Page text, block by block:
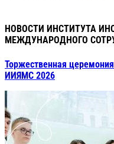
НОВОСТИ ИНСТИТУТА
МЕЖДУНАРОДНОГО
Торжественная
ИИЯМС 2026